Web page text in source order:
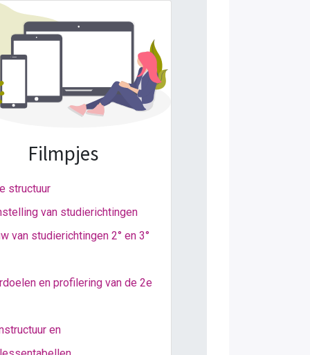
Filmpjes
structuur
van studierichtingen
van studierichtingen 2° en 3°
en profilering van de 2e
en